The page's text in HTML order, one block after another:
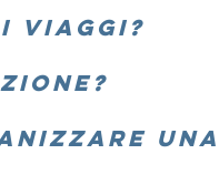
VIAGGI?
?
UNA